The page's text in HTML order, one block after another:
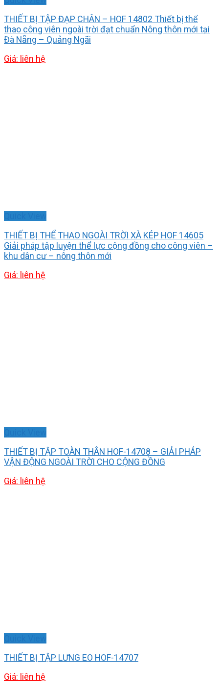
THIẾT BỊ TẬP ĐẠP CHÂN – HOF 14802 Thiết bị thể
thao công viên ngoài trời đạt chuẩn Nông thôn mới tại
Đà Nẵng – Quảng Ngãi
Giá: liên hệ
THIẾT BỊ THỂ THAO NGOÀI TRỜI XÀ KÉP HOF 14605
Giải pháp tập luyện thể lực cộng đồng cho công viên –
khu dân cư – nông thôn mới
Giá: liên hệ
THIẾT BỊ TẬP TOÀN THÂN HOF-14708 – GIẢI PHÁP
VẬN ĐỘNG NGOÀI TRỜI CHO CỘNG ĐỒNG
Giá: liên hệ
THIẾT BỊ TẬP LƯNG EO HOF-14707
Giá: liên hệ